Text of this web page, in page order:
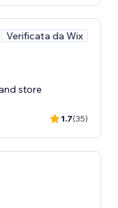
Verificata da Wix
store
1.7(35)